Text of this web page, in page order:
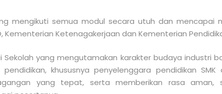
mengikuti semua modul secara utuh dan mencapai
Kementerian Ketenagakerjaan dan Kementerian
Sekolah yang mengutamakan karakter budaya industri
khususnya penyelenggara pendidikan
yang tepat, serta memberikan rasa aman,